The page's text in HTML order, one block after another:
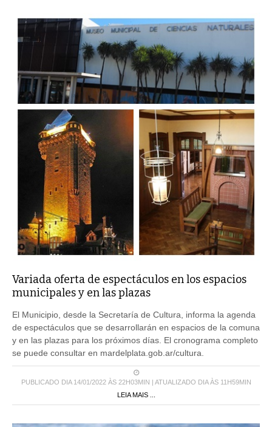
municipales y en las plazas
El Municipio, desde la Secretaría de Cultura, informa la agenda
de espectáculos que se desarrollarán en espacios de la comuna
y en las plazas para los próximos días. El cronograma completo
se puede consultar en mardelplata.gob.ar/cultura.
PUBLICADO DIA 14/01/2022 ÀS 22H03MIN | ATUALIZADO DIA ÀS 11H59MIN
LEIA MAIS ...